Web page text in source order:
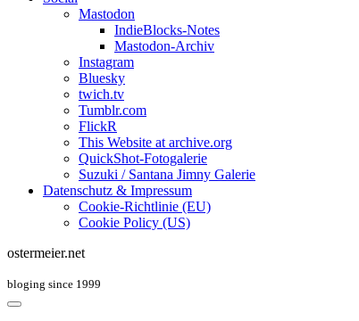
Mastodon
IndieBlocks-Notes
Mastodon-Archiv
Instagram
Bluesky
twich.tv
Tumblr.com
FlickR
This Website at archive.org
QuickShot-Fotogalerie
Suzuki / Santana Jimny Galerie
Datenschutz & Impressum
Cookie-Richtlinie (EU)
Cookie Policy (US)
ostermeier.net
bloging since 1999